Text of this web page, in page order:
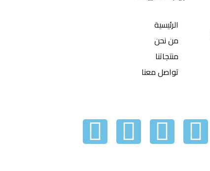
الرئيسية
من نحن
منتجاتنا
تواصل معنا
I
n
T
w
Y
o
W
h